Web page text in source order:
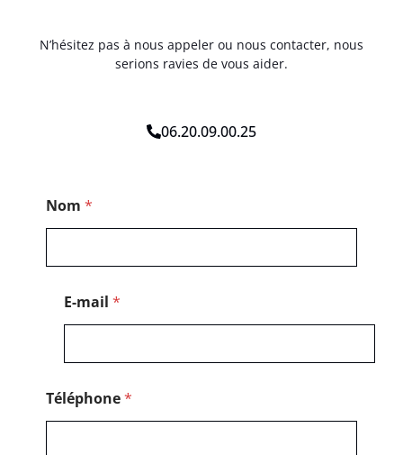
N’hésitez pas à nous appeler ou nous contacter, nous
serions ravies de vous aider.
06.20.09.00.25
Nom *
E-mail *
Téléphone*